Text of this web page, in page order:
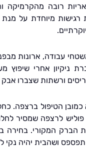
רובה מהקרמיקה
מיוחדת על מנת
עבודה, ארונות
ניקיון אחרי שיפוץ
ורשתות שצברו אבק
הטיפול ברצפה.
פוליש לרצפה שמסיר
הברק המקורי. בחירה
ושהבית יהיה נקי